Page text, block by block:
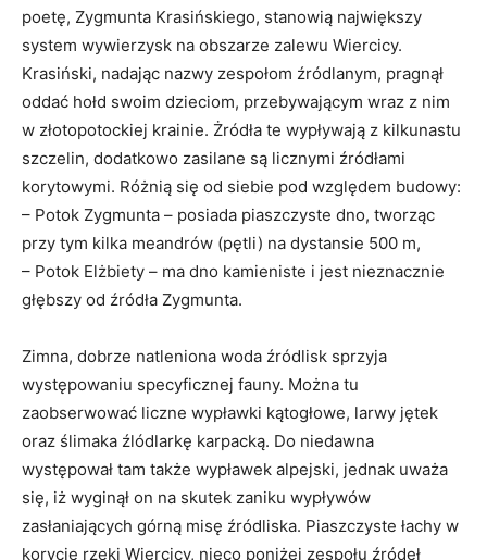
poetę, Zygmunta Krasińskiego, stanowią największy
system wywierzysk na obszarze zalewu Wiercicy.
Krasiński, nadając nazwy zespołom źródlanym, pragnął
oddać hołd swoim dzieciom, przebywającym wraz z nim
w złotopotockiej krainie. Żródła te wypływają z kilkunastu
szczelin, dodatkowo zasilane są licznymi źródłami
korytowymi. Różnią się od siebie pod względem budowy:
– Potok Zygmunta – posiada piaszczyste dno, tworząc
przy tym kilka meandrów (pętli) na dystansie 500 m,
– Potok Elżbiety – ma dno kamieniste i jest nieznacznie
głębszy od źródła Zygmunta.
Zimna, dobrze natleniona woda źródlisk sprzyja
występowaniu specyficznej fauny. Można tu
zaobserwować liczne wypławki kątogłowe, larwy jętek
oraz ślimaka źlódlarkę karpacką. Do niedawna
występował tam także wypławek alpejski, jednak uważa
się, iż wyginął on na skutek zaniku wypływów
zasłaniających górną misę źródliska. Piaszczyste łachy w
korycie rzeki Wiercicy, nieco poniżej zespołu źródeł